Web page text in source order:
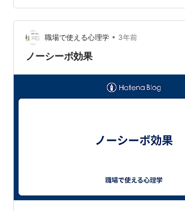
に対して反論したりする場面が描かれて
は、絵画を見て、その場面でどう感じる
るかを自由に答えます。回答は、攻撃性、
性、合…
職場で使える心理学 • 3年前
ノーシーボ効果